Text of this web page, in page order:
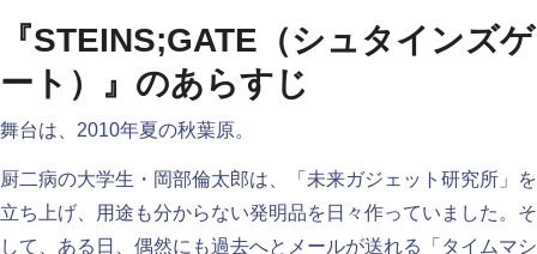
『STEINS;GATE（シュタインズゲ
ート）』のあらすじ
舞台は、2010年夏の秋葉原。
厨二病の大学生・岡部倫太郎は、「未来ガジェット研究所」を
立ち上げ、用途も分からない発明品を日々作っていました。そ
して、ある日、偶然にも過去へとメールが送れる「タイムマシ